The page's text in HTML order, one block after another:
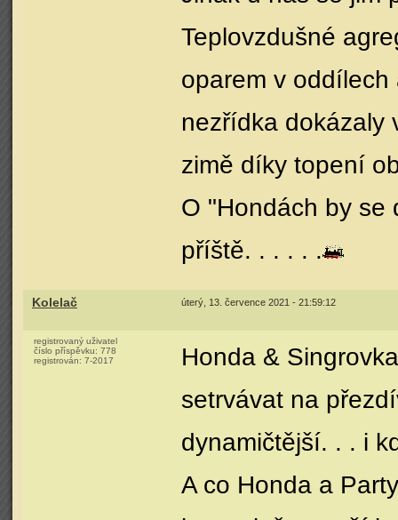
Teplovzdušné
oparem v
nezřídka dokázaly
zimě díky topení
O "Hondách by se
příště. . . . . .
Kolelač úterý, 13. července 2021 - 21:59:12
registrovaný uživatel
číslo příspěvku: 778
registrován: 7-2017
Honda &
setrvávat na
dynamičtější. . . i
A co Honda a